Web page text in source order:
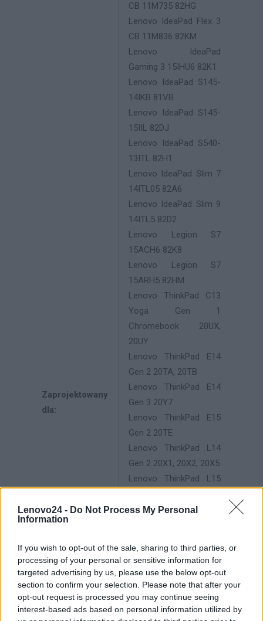
Lenovo24 - Do Not Process My Personal
Information
If you wish to opt-out of the sale, sharing to third parties, or
processing of your personal or sensitive information for
targeted advertising by us, please use the below opt-out
section to confirm your selection. Please note that after your
opt-out request is processed you may continue seeing
interest-based ads based on personal information utilized by
Zaprojektowany
dla:
CB 11M735 82HG
Lenovo IdeaPad Flex 3
CB 11M836 82KM
Lenovo IdeaPad
Gaming 3 15IHU6 82K1
Lenovo IdeaPad S145-
14IKB 81VB
Lenovo IdeaPad S145-
15IIL 82DJ
Lenovo IdeaPad S540-
13ITL 82H1
Lenovo IdeaPad Slim 7
14ITL05 82A6
Lenovo IdeaPad Slim 9
14ITL5 82D2
Lenovo Legion S7
15ACH6 82K8
Lenovo Legion S7
15ARH5 82HM
Lenovo ThinkPad C13
Yoga Gen 1
Chromebook 20UX,
20UY
Lenovo ThinkPad E14
Gen 2 20TA, 20TB
Lenovo ThinkPad E14
Gen 3 20Y7
Lenovo ThinkPad E15
Gen 2 20TE
Lenovo ThinkPad L14
Gen 2 20X1, 20X2, 20X5
Lenovo ThinkPad L15
Lenovo ThinkPad P1
Gen 1 20Y1, 20Y2
Lenovo ThinkPad P14s
Gen 2 20VX, 20VY,
21A0
Lenovo ThinkPad P15s